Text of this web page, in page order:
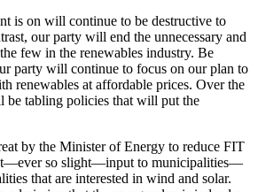
is on will continue to be destructive to
our party will end the unnecessary and
few in the renewables industry. Be
party will continue to focus on our plan to
renewables at affordable prices. Over the
be tabling policies that will put the
by the Minister of Energy to reduce FIT
so slight—input to municipalities—
that are interested in wind and solar.